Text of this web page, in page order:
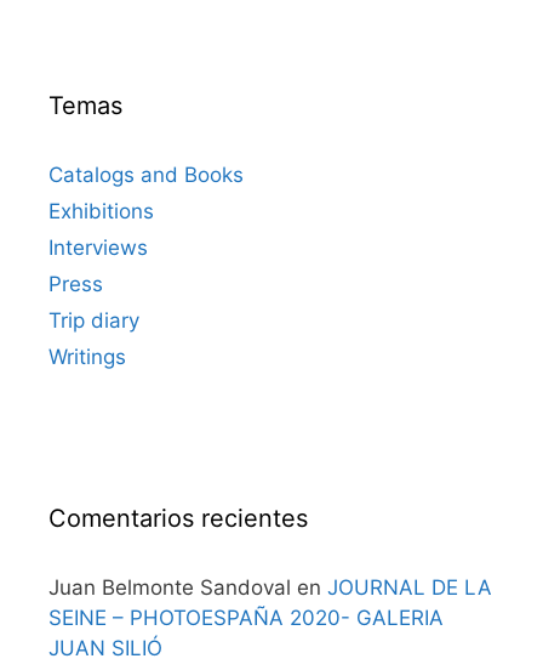
Temas
Catalogs and Books
Exhibitions
Interviews
Press
Trip diary
Writings
Comentarios recientes
Juan Belmonte Sandoval en JOURNAL DE LA
SEINE – PHOTOESPAÑA 2020- GALERIA
JUAN SILIÓ